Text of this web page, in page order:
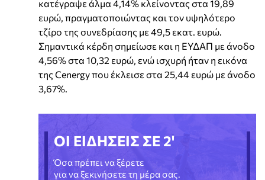
κατέγραψε άλμα 4,14% κλείνοντας στα 19,89
ευρώ, πραγματοποιώντας και τον υψηλότερο
τζίρο της συνεδρίασης με 49,5 εκατ. ευρώ.
Σημαντικά κέρδη σημείωσε και η ΕΥΔΑΠ με άνοδο
4,56% στα 10,32 ευρώ, ενώ ισχυρή ήταν η εικόνα
της Cenergy που έκλεισε στα 25,44 ευρώ με άνοδο
3,67%.
ΟΙ ΕΙΔΗΣΕΙΣ ΣΕ 2'
Όσα πρέπει να ξέρετε
για να ξεκινήσετε τη μέρα σας.